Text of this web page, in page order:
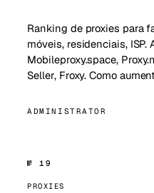
Ranking de proxies para
móveis, residenciais, ISP.
Mobileproxy.space,
Seller, Froxy. Como
ADMINISTRATOR
№ 19
PROXIES